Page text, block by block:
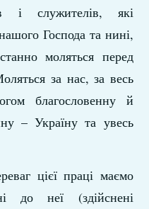
і служителів, які
Господа та нині,
моляться перед
за нас, за весь
благословенну й
– Україну та увесь
цієї праці маємо
до неї (здійснені